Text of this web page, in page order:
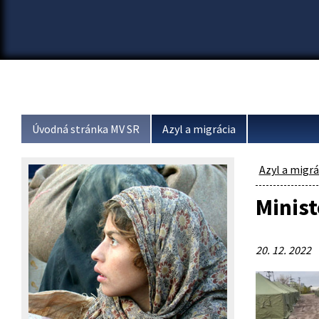
Úvodná stránka MV SR Azyl a migrácia
Azyl a
20. 12. 2022